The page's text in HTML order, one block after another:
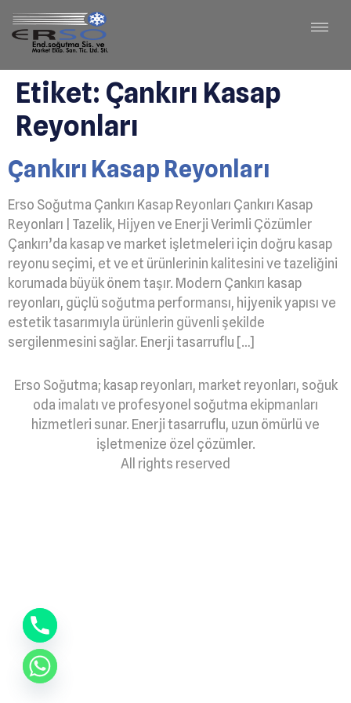
Etiket: Çankırı Kasap
Reyonları
Çankırı Kasap Reyonları
Erso Soğutma Çankırı Kasap Reyonları Çankırı Kasap
Reyonları | Tazelik, Hijyen ve Enerji Verimli Çözümler
Çankırı’da kasap ve market işletmeleri için doğru kasap
reyonu seçimi, et ve et ürünlerinin kalitesini ve tazeliğini
korumada büyük önem taşır. Modern Çankırı kasap
reyonları, güçlü soğutma performansı, hijyenik yapısı ve
estetik tasarımıyla ürünlerin güvenli şekilde
sergilenmesini sağlar. Enerji tasarruflu […]
Erso Soğutma; kasap reyonları, market reyonları, soğuk
oda imalatı ve profesyonel soğutma ekipmanları
hizmetleri sunar. Enerji tasarruflu, uzun ömürlü ve
işletmenize özel çözümler.
All rights reserved